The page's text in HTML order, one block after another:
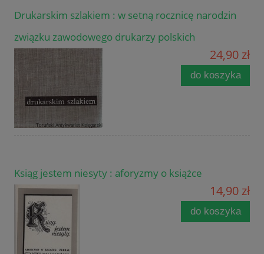
Drukarskim szlakiem : w setną rocznicę narodzin
związku zawodowego drukarzy polskich
24,90 zł
do koszyka
Ksiąg jestem niesyty : aforyzmy o książce
14,90 zł
do koszyka